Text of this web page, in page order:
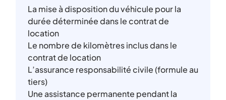
La mise à disposition du véhicule pour la
durée déterminée dans le contrat de
location
Le nombre de kilomètres inclus dans le
contrat de location
L’assurance responsabilité civile (formule au
tiers)
Une assistance permanente pendant la